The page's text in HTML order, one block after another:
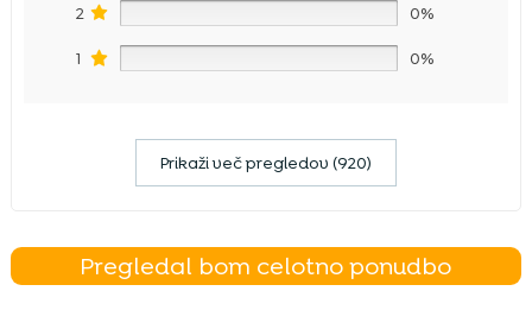
2 0%
1 0%
Prikaži več pregledov (920)
Pregledal bom celotno ponudbo